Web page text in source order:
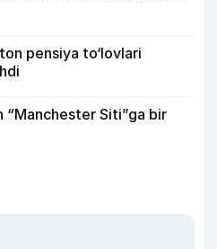
pensiya to‘lovlari
“Manchester Siti”ga bir